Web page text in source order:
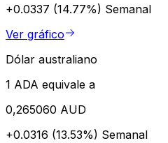
+0.0337 (14.77%) Semanal
Ver gráfico
Dólar australiano
1 ADA equivale a
0,265060 AUD
+0.0316 (13.53%) Semanal